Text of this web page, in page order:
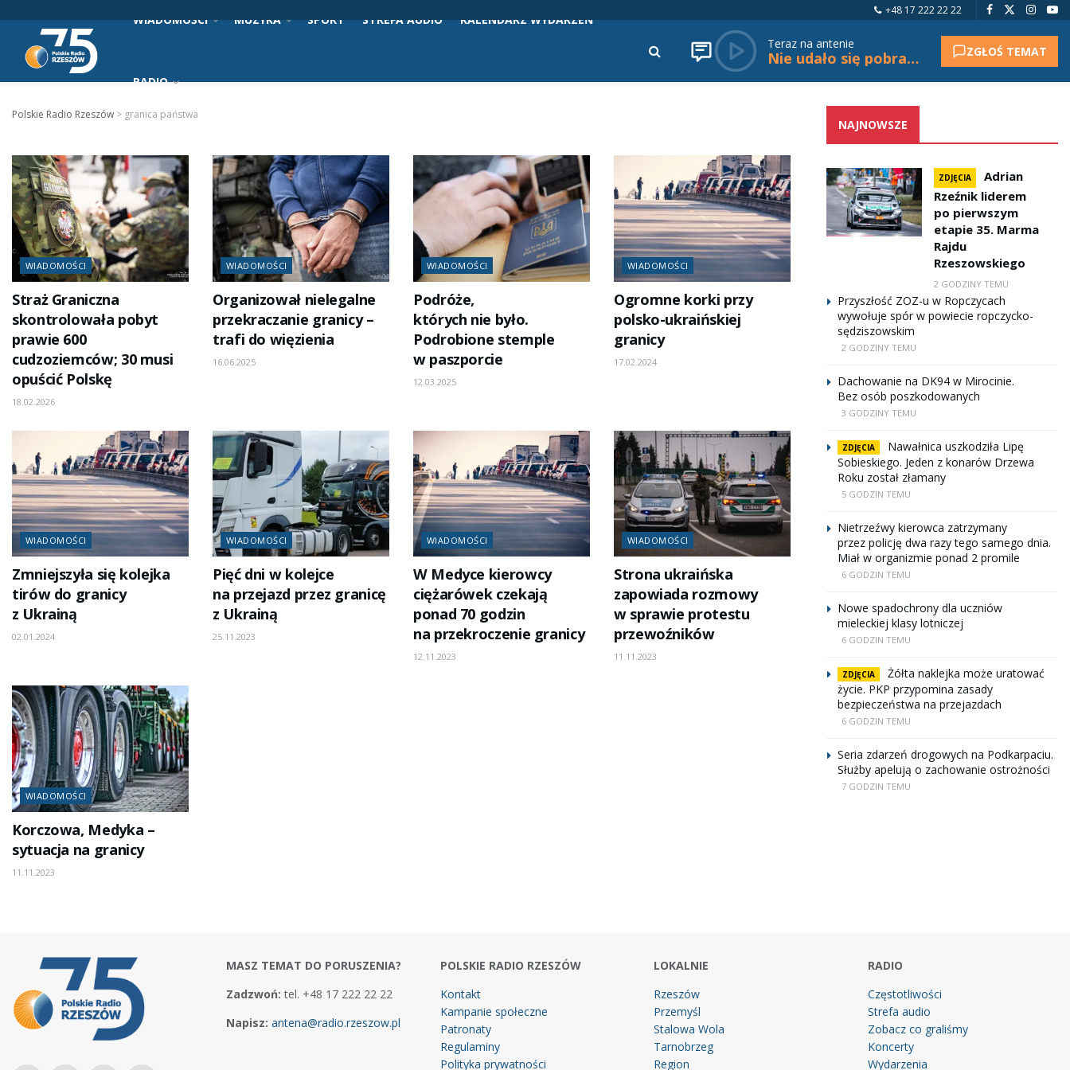
+48 17 222 22 22
WIADOMOŚCI MUZYKA SPORT STREFA AUDIO KALENDARZ WYDARZEŃ
RADIO
Teraz na antenie
Nie udało się pobrać tytułu. ZGŁOŚ TEMAT
Polskie Radio Rzeszów > granica państwa
WIADOMOŚCI
Straż Graniczna
skontrolowała pobyt
prawie 600
cudzoziemców; 30 musi
opuścić Polskę
18.02.2026
WIADOMOŚCI
Organizował nielegalne
przekraczanie granicy –
trafi do więzienia
16.06.2025
WIADOMOŚCI
Podróże,
których nie było.
Podrobione stemple
w paszporcie
12.03.2025
WIADOMOŚCI
Ogromne korki przy
polsko-ukraińskiej
granicy
17.02.2024
WIADOMOŚCI
Zmniejszyła się kolejka
tirów do granicy
z Ukrainą
02.01.2024
WIADOMOŚCI
Pięć dni w kolejce
na przejazd przez granicę
z Ukrainą
25.11.2023
WIADOMOŚCI
W Medyce kierowcy
ciężarówek czekają
ponad 70 godzin
na przekroczenie granicy
12.11.2023
WIADOMOŚCI
Strona ukraińska
zapowiada rozmowy
w sprawie protestu
przewoźników
11.11.2023
WIADOMOŚCI
Korczowa, Medyka –
sytuacja na granicy
11.11.2023
NAJNOWSZE
ZDJĘCIA
Adrian
Rzeźnik liderem
po pierwszym
etapie 35. Marma
Rajdu
Rzeszowskiego
2 GODZINY TEMU
Przyszłość ZOZ-u w Ropczycach
wywołuje spór w powiecie ropczycko-
sędziszowskim
2 GODZINY TEMU
Dachowanie na DK94 w Mirocinie.
Bez osób poszkodowanych
3 GODZINY TEMU
ZDJĘCIA
Nawałnica uszkodziła Lipę
Sobieskiego. Jeden z konarów Drzewa
Roku został złamany
5 GODZIN TEMU
Nietrzeźwy kierowca zatrzymany
przez policję dwa razy tego samego dnia.
Miał w organizmie ponad 2 promile
6 GODZIN TEMU
Nowe spadochrony dla uczniów
mieleckiej klasy lotniczej
6 GODZIN TEMU
ZDJĘCIA
Żółta naklejka może uratować
życie. PKP przypomina zasady
bezpieczeństwa na przejazdach
6 GODZIN TEMU
Seria zdarzeń drogowych na Podkarpaciu.
Służby apelują o zachowanie ostrożności
7 GODZIN TEMU
MASZ TEMAT DO PORUSZENIA?
Zadzwoń: tel. +48 17 222 22 22
Napisz: antena@radio.rzeszow.pl
POLSKIE RADIO RZESZÓW
Kontakt
Kampanie społeczne
Patronaty
Regulaminy
Polityka prywatności
LOKALNIE
Rzeszów
Przemyśl
Stalowa Wola
Tarnobrzeg
Region
RADIO
Częstotliwości
Strefa audio
Zobacz co graliśmy
Koncerty
Wydarzenia